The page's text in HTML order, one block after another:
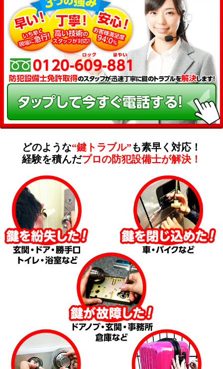
どのような“鍵トラブル”も素早く対応！
経験を積んだプロの防犯設備士が解決！